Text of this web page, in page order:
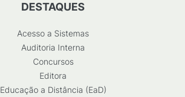
DESTAQUES
Acesso a Sistemas
Auditoria Interna
Concursos
Editora
Educação a Distância (EaD)